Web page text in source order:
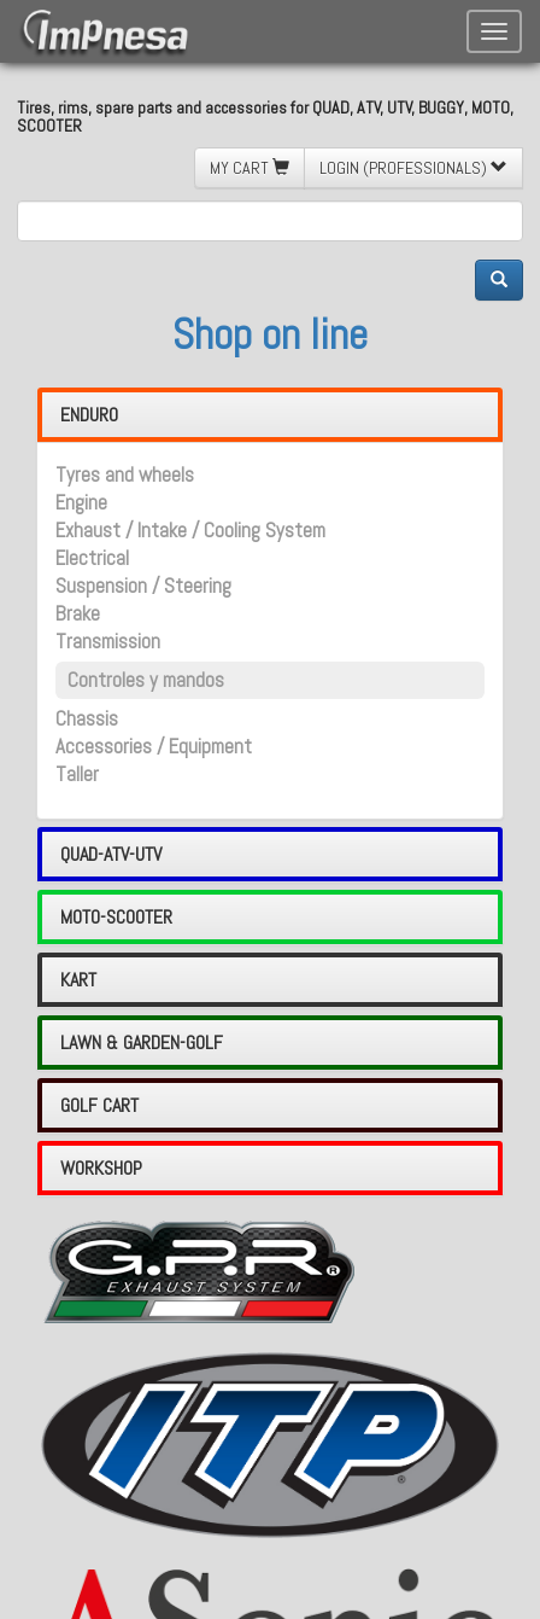
Toggle
Tires, rims, spare parts and accessories for QUAD, ATV, UTV, BUGGY, MOTO,
SCOOTER
MY CART
LOGIN (PROFESSIONALS)
Shop on line
ENDURO
Tyres and wheels
Engine
Exhaust / Intake / Cooling System
Electrical
Suspension / Steering
Brake
Transmission
Controles y mandos
Chassis
Accessories / Equipment
Taller
QUAD-ATV-UTV
MOTO-SCOOTER
KART
LAWN & GARDEN-GOLF
GOLF CART
WORKSHOP